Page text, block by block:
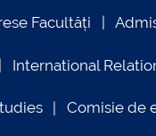
Facultăți
International
Comisie de